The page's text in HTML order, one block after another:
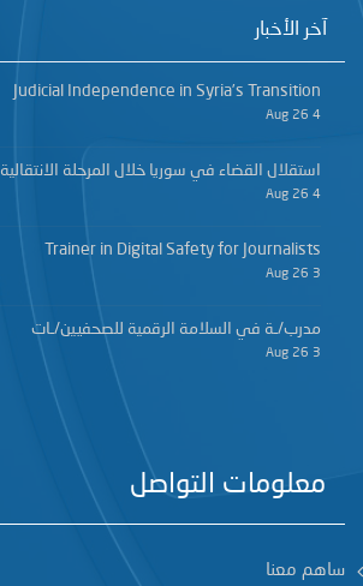
آخر الأخبار
Judicial Independence in Syria’s Transition
4 Aug 26
استقلال القضاء في سوريا خلال المرحلة الانتقالية
4 Aug 26
Trainer in Digital Safety for Journalists
3 Aug 26
مدرب/ـة في السلامة الرقمية للصحفيين/ـات
3 Aug 26
معلومات التواصل
ساهم معنا